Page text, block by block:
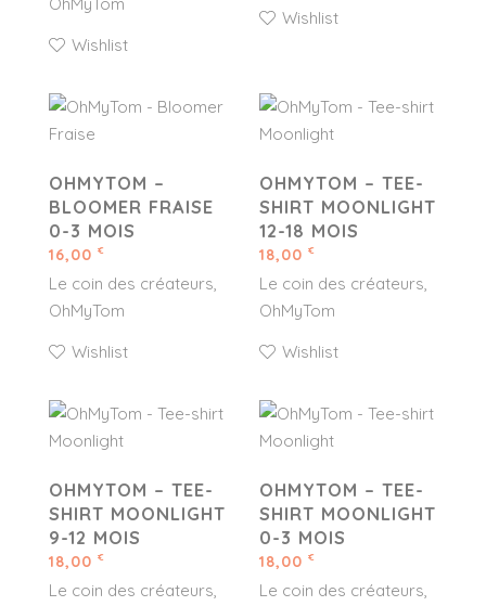
Wishlist
Wishlist
OHMYTOM –
BLOOMER FRAISE
0-3 MOIS
16,00 €
Le coin des créateurs
OhMyTom
Wishlist
OHMYTOM – TEE-
SHIRT MOONLIGHT
12-18 MOIS
18,00 €
Le coin des créateurs
OhMyTom
Wishlist
OHMYTOM – TEE-
SHIRT MOONLIGHT
9-12 MOIS
18,00 €
Le coin des créateurs
OHMYTOM – TEE-
SHIRT MOONLIGHT
0-3 MOIS
18,00 €
Le coin des créateurs